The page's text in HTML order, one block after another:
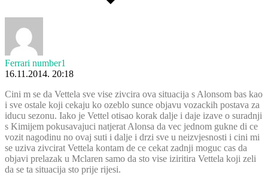
Ferrari number1
16.11.2014. 20:18
Cini m se da Vettela sve vise zivcira ova situacija s Alonsom bas kao
i sve ostale koji cekaju ko ozeblo sunce objavu vozackih postava za
iducu sezonu. Iako je Vettel otisao korak dalje i daje izave o suradnji
s Kimijem pokusavajuci natjerat Alonsa da vec jednom gukne di ce
vozit nagodinu no ovaj suti i dalje i drzi sve u neizvjesnosti i cini mi
se uziva zivcirat Vettela kontam de ce cekat zadnji moguc cas da
objavi prelazak u Mclaren samo da sto vise iziritira Vettela koji zeli
da se ta situacija sto prije rijesi.